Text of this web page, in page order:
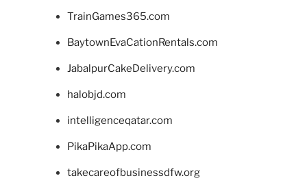
TrainGames365.com
BaytownEvaCationRentals.com
JabalpurCakeDelivery.com
halobjd.com
intelligenceqatar.com
PikaPikaApp.com
takecareofbusinessdfw.org